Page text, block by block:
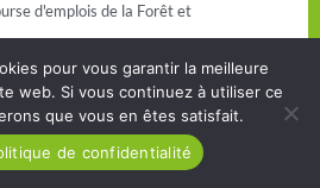
d'emplois de la Forêt et
pour vous garantir la meilleure
web. Si vous continuez à utiliser ce
que vous en êtes satisfait.
de confidentialité